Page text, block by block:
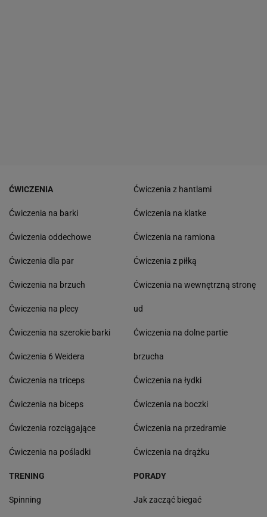
ĆWICZENIA
Ćwiczenia na barki
Ćwiczenia oddechowe
Ćwiczenia dla par
Ćwiczenia na brzuch
Ćwiczenia na plecy
Ćwiczenia na szerokie barki
Ćwiczenia 6 Weidera
Ćwiczenia na triceps
Ćwiczenia na biceps
Ćwiczenia rozciągające
Ćwiczenia na pośladki
Ćwiczenia z hantlami
Ćwiczenia na klatke
Ćwiczenia na ramiona
Ćwiczenia z piłką
Ćwiczenia na wewnętrzną stronę
ud
Ćwiczenia na dolne partie
brzucha
Ćwiczenia na łydki
Ćwiczenia na boczki
Ćwiczenia na przedramie
Ćwiczenia na drążku
TRENING
Spinning
PORADY
Jak zacząć biegać